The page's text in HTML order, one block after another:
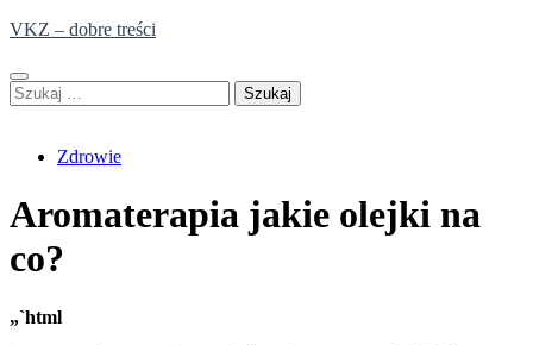
Skip
content
VKZ – dobre treści
Szukaj:
Zdrowie
Aromaterapia jakie olejki na
co?
„`html